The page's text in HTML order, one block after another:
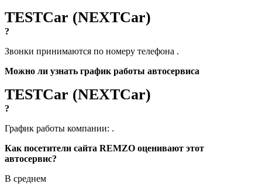
TESTCar (NEXTCar)
?
Звонки принимаются по номеру телефона .
Можно ли узнать график работы автосервиса
TESTCar (NEXTCar)
?
График работы компании: .
Как посетители сайта REMZO оценивают этот
автосервис?
В среднем